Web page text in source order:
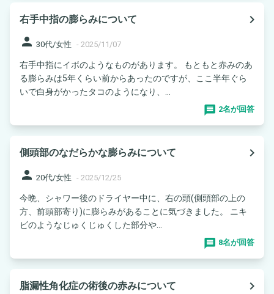
右手中指の膨らみについて
navigate_next
person 30代/女性 - 2025/11/07
右手中指にイボのようなものがあります。 もともと赤みのあ
る膨らみは5年くらい前からあったのですが、ここ半年ぐら
いで白身がかったタコのようになり、...
2名が回答
側頭部のなだらかな膨らみについて
navigate_next
person 20代/女性 - 2025/12/25
今晩、シャワー後のドライヤー中に、右の頭(側頭部の上の
方、前頭部寄り)に膨らみがあることに気づきました。 ニキ
ビのようなじゅくじゅくした部分や...
8名が回答
脂漏性角化症の術後の赤みについて
navigate_next